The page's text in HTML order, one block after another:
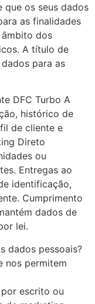
que os seus dados
as finalidades
dos
A título de
para as
DFC Turbo A
histórico de
de cliente e
Direto
ou
Entregas ao
identificação,
Cumprimento
dados de
lei.
dados pessoais?
nos permitem
escrito ou